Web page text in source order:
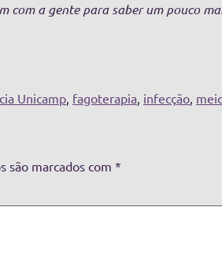
a gente para saber um pouco
Unicamp, fagoterapia, infecção,
são marcados com *